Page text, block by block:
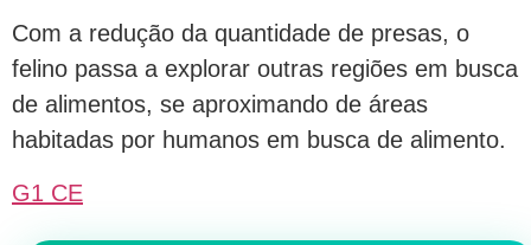
Com a redução da quantidade de presas, o
felino passa a explorar outras regiões em busca
de alimentos, se aproximando de áreas
habitadas por humanos em busca de alimento.
G1 CE